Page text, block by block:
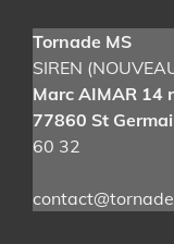
Tornade MS
SIREN
Marc AIMAR 14
77860 St
60 32